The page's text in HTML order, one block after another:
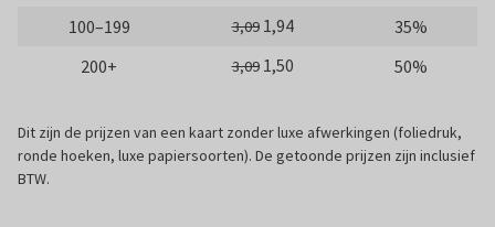
100–199
3,09 1,94
35%
200+
3,09 1,50 50%
Dit zijn de prijzen van een kaart zonder luxe afwerkingen (foliedruk,
ronde hoeken, luxe papiersoorten). De getoonde prijzen zijn inclusief
BTW.